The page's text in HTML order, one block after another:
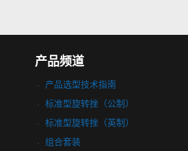
产品频道
产品选型技术指南
标准型旋转挫（公制）
标准型旋转挫（英制）
组合套装